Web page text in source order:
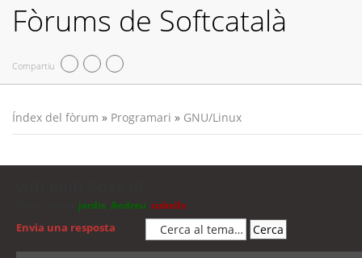
Fòrums de Softcatalà
Compartiu
Índex del fòrum » Programari » GNU/Linux
jordis Andreu cubells
Envia una resposta